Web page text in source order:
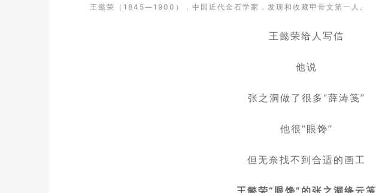
王懿荣（1845—1900）， 中国近代金石学家 ， 发现和收藏甲骨文 第一人。
王懿荣给人写信
他说
张之洞做了很多“薛涛笺”
他很“眼馋”
但无奈找不到合适的画工